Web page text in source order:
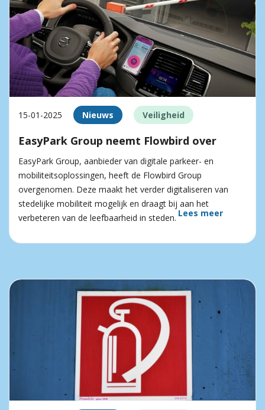
15-01-2025 Nieuws Veiligheid
EasyPark Group neemt Flowbird over
EasyPark Group, aanbieder van digitale parkeer- en
mobiliteitsoplossingen, heeft de Flowbird Group
overgenomen. Deze maakt het verder digitaliseren van
stedelijke mobiliteit mogelijk en draagt bij aan het
verbeteren van de leefbaarheid in steden. Lees meer